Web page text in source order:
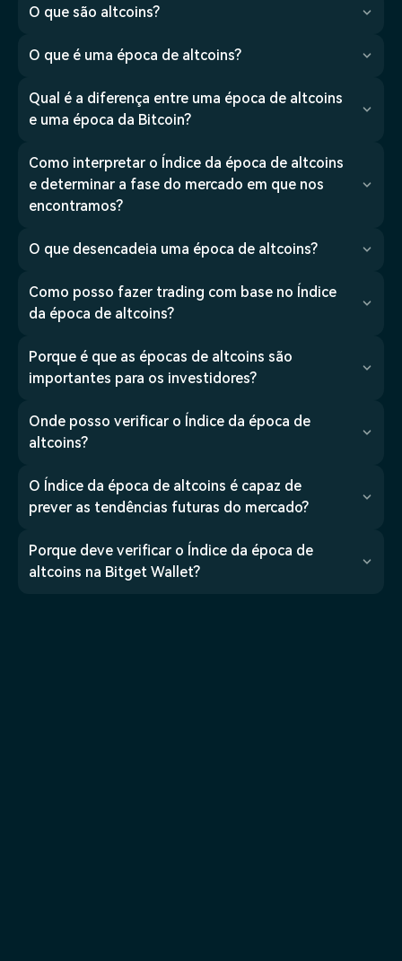
O que são altcoins?
O que é uma época de altcoins?
Qual é a diferença entre uma época de altcoins
e uma época da Bitcoin?
Como interpretar o Índice da época de altcoins
e determinar a fase do mercado em que nos
encontramos?
O que desencadeia uma época de altcoins?
Como posso fazer trading com base no Índice
da época de altcoins?
Porque é que as épocas de altcoins são
importantes para os investidores?
Onde posso verificar o Índice da época de
altcoins?
O Índice da época de altcoins é capaz de
prever as tendências futuras do mercado?
Porque deve verificar o Índice da época de
altcoins na Bitget Wallet?